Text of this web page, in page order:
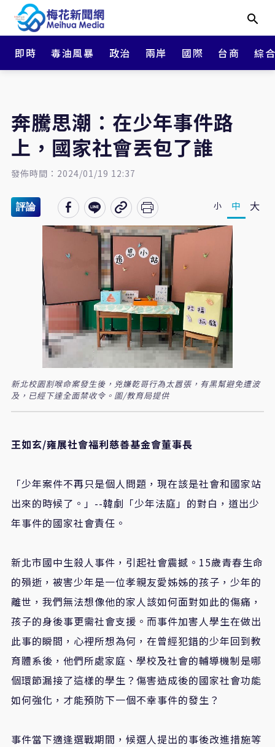
即時 毒油風暴 政治 兩岸 國際 台商 綜
奔騰思潮：在少年事件路
上，國家社會丟包了誰
發佈時間：2024/01/19 12:37
評論 小 中 大
新北校園割喉命案發生後，兇嫌乾哥行為太囂張，有黑幫避免遭波
及，已經下達全面禁收令。圖/教育局提供
王如玄/雍展社會福利慈善基金會董事長
「少年案件不再只是個人問題，現在該是社會和國家站
出來的時候了。」--韓劇「少年法庭」的對白，道出少
年事件的國家社會責任。
新北市國中生殺人事件，引起社會震撼。15歲青春生命
的殞逝，被害少年是一位孝親友愛姊姊的孩子，少年的
離世，我們無法想像他的家人該如何面對如此的傷痛，
孩子的身後事更需社會支援。而事件加害人學生在做出
此事的瞬間，心裡所想為何，在曾經犯錯的少年回到教
育體系後，他們所處家庭、學校及社會的輔導機制是哪
個環節漏接了這樣的學生？傷害造成後的國家社會功能
如何強化，才能預防下一個不幸事件的發生？
事件當下適逢選戰期間，候選人提出的事後改進措施等